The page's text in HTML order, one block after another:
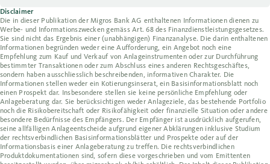
Disclaimer
Die in dieser Publikation der Migros Bank AG enthaltenen Informationen dienen zu
Werbe- und Informationszwecken gemäss Art. 68 des Finanzdienstleistungsgesetzes.
Sie sind nicht das Ergebnis einer (unabhängigen) Finanzanalyse. Die darin enthaltenen
Informationen begründen weder eine Aufforderung, ein Angebot noch eine
Empfehlung zum Kauf und Verkauf von Anlageinstrumenten oder zur Durchführung
bestimmter Transaktionen oder zum Abschluss eines anderen Rechtsgeschäftes,
sondern haben ausschliesslich beschreibenden, informativen Charakter. Die
Informationen stellen weder ein Kotierungsinserat, ein Basisinformationsblatt noch
einen Prospekt dar. Insbesondere stellen sie keine persönliche Empfehlung oder
Anlageberatung dar. Sie berücksichtigen weder Anlageziele, das bestehende Portfolio
noch die Risikobereitschaft oder Risikofähigkeit oder finanzielle Situation oder andere
besondere Bedürfnisse des Empfängers. Der Empfänger ist ausdrücklich aufgerufen,
seine allfälligen Anlageentscheide aufgrund eigener Abklärungen inklusive Studium
der rechtsverbindlichen Basisinformationsblätter und Prospekte oder auf der
Informationsbasis einer Anlageberatung zu treffen. Die rechtsverbindlichen
Produktdokumentationen sind, sofern diese vorgeschrieben und vom Emittenten